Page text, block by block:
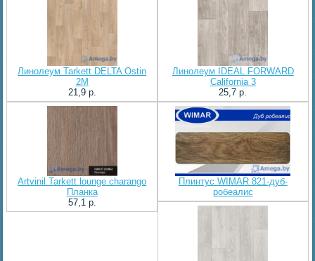
Линолеум Tarkett DELTA Ostin
2M
21,9 p.
Линолеум IDEAL FORWARD
California 3
25,7 p.
Artvinil Tarkett lounge charango
Планка
57,1 p.
Плинтус WIMAR 821-дуб-
робеалис